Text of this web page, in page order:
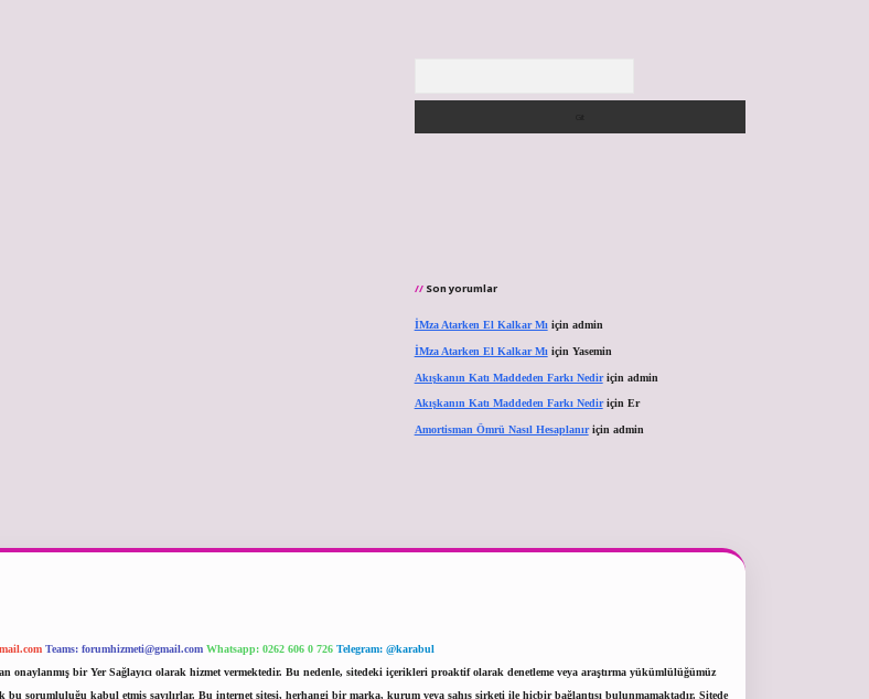
Son yorumlar
İMza Atarken El Kalkar Mıiçin admin
İMza Atarken El Kalkar Mıiçin Yasemin
Akışkanın Katı Maddeden Farkı Nediriçin admin
Akışkanın Katı Maddeden Farkı Nediriçin Er
Amortisman Ömrü Nasıl Hesaplanıriçin admin
Teams: forumhizmeti@gmail.com Whatsapp: 0262 606 0 726 Telegram: @karabul
bir Yer Sağlayıcı olarak hizmet vermektedir. Bu nedenle, sitedeki içerikleri proaktif olarak denetleme veya araştırma yükümlülüğümüz
sorumluluğu kabul etmiş sayılırlar. Bu internet sitesi, herhangi bir marka, kurum veya şahıs şirketi ile hiçbir bağlantısı bulunmamaktadır. Sitede